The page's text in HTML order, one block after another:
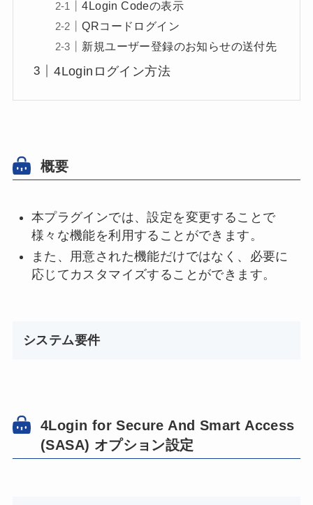
4Login Codeの表示
QRコードログイン
新規ユーザー登録のお知らせの送付先
4Loginログイン方法
概要
本プラグインでは、設定を変更することで
様々な機能を利用することができます。
また、用意された機能だけではなく、必要に
応じてカスタマイズすることができます。
システム要件
4Login for Secure And Smart Access
(SASA) オプション設定